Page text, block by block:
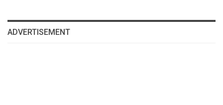
ADVERTISEMENT